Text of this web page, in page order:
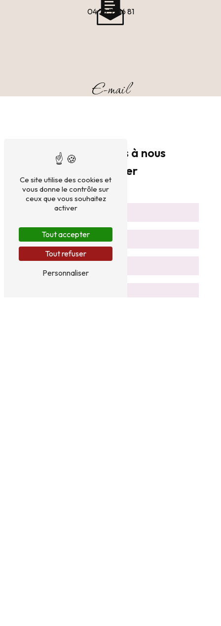
04 76 32 16 81
E-mail
N'hésitez pas à nous
contacter
Ce site utilise des cookies et
vous donne le contrôle sur
ceux que vous souhaitez
activer
Tout accepter
Tout refuser
Personnaliser